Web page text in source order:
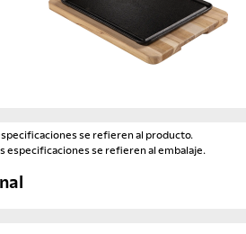
se refieren al producto.
especificaciones se refieren al embalaje.